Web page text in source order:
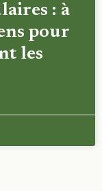
: à
pour
les